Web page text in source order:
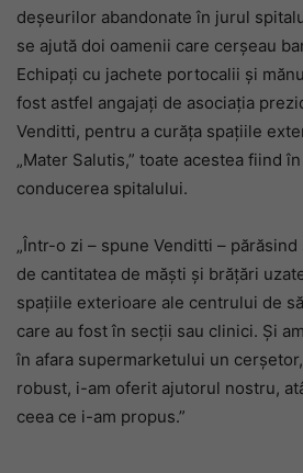
deșeurilor abandonate în jurul
se ajută doi oamenii care cerșeau
Echipați cu jachete portocalii și
fost astfel angajați de asociația
Venditti, pentru a curăța spațiile
„Mater Salutis,” toate acestea fiind
conducerea spitalului.
„Într-o zi – spune Venditti –
de cantitatea de măști și brățări
spațiile exterioare ale centrului de
care au fost în secții sau clinici. Și
în afara supermarketului un
robust, i-am oferit ajutorul nostru,
ceea ce i-am propus.”